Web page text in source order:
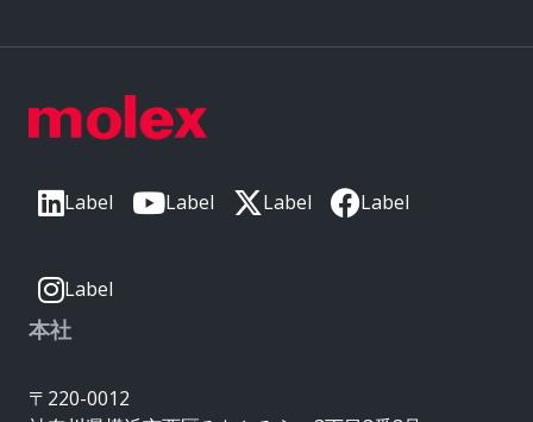
Label Label Label Label
Label
本社
〒220-0012